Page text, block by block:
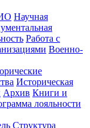
Научная
Работа с
Военно-
Историческая
Архив Книги и
лояльности
Структура